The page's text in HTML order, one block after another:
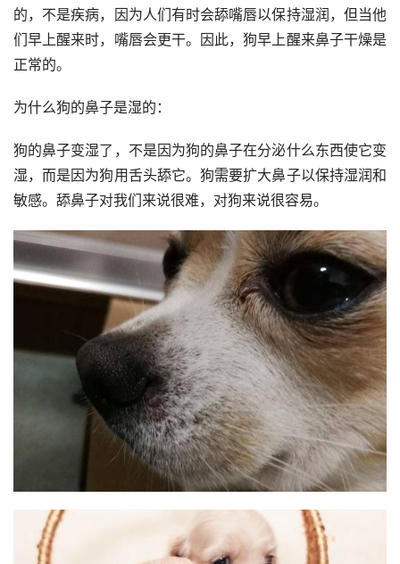
的，不是疾病，因为人们有时会舔嘴唇以保持湿润，但当他
们早上醒来时，嘴唇会更干。因此，狗早上醒来鼻子干燥是
正常的。
为什么狗的鼻子是湿的：
狗的鼻子变湿了，不是因为狗的鼻子在分泌什么东西使它变
湿，而是因为狗用舌头舔它。狗需要扩大鼻子以保持湿润和
敏感。舔鼻子对我们来说很难，对狗来说很容易。